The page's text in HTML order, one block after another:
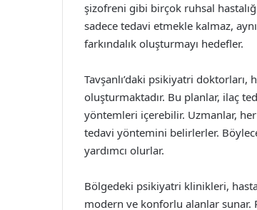
şizofreni gibi birçok ruhsal
sadece tedavi etmekle kalmaz,
farkındalık oluşturmayı hedefler.
Tavşanlı’daki psikiyatri
oluşturmaktadır. Bu planlar, ilaç
yöntemleri içerebilir. Uzmanlar,
tedavi yöntemini belirlerler.
yardımcı olurlar.
Bölgedeki psikiyatri klinikleri,
modern ve konforlu alanlar sunar.